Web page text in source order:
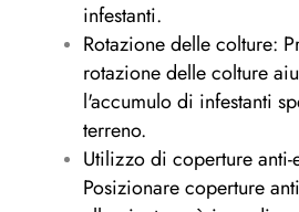
infestanti.
Rotazione delle colture:
rotazione delle colture
l'accumulo di infestanti
terreno.
Utilizzo di coperture anti-
Posizionare coperture